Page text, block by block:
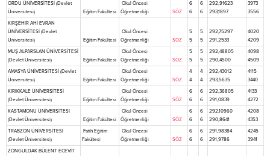
ORDU ÜNİVERSİTESİ (Devlet
Üniversitesi)
Eğitim Fakültesi
Okul Öncesi
Öğretmenliği
SÖZ
6
6
6
6
292,91623
293,1897
3973
3556
KIRŞEHİR AHİ EVRAN
ÜNİVERSİTESİ (Devlet
Üniversitesi)
Eğitim Fakültesi
Okul Öncesi
Öğretmenliği
SÖZ
5
5
5
5
292,75297
291,2533
4020
4209
MUŞ ALPARSLAN ÜNİVERSİTESİ
(Devlet Üniversitesi)
Eğitim Fakültesi
Okul Öncesi
Öğretmenliği
SÖZ
5
5
5
5
292,48805
290,4500
4098
4509
AMASYA ÜNİVERSİTESİ (Devlet
Üniversitesi)
Eğitim Fakültesi
Okul Öncesi
Öğretmenliği
SÖZ
4
4
4
4
292,43012
293,5635
4115
3440
KIRIKKALE ÜNİVERSİTESİ
(Devlet Üniversitesi)
Eğitim Fakültesi
Okul Öncesi
Öğretmenliği
SÖZ
6
6
6
6
292,36805
291,0839
4133
4272
KASTAMONU ÜNİVERSİTESİ
(Devlet Üniversitesi)
Eğitim Fakültesi
Okul Öncesi
Öğretmenliği
SÖZ
6
6
6
6
292,10960
290,8641
4208
4353
TRABZON ÜNİVERSİTESİ
(Devlet Üniversitesi)
Fatih Eğitim
Fakültesi
Okul Öncesi
Öğretmenliği
SÖZ
6
6
6
6
291,98384
291,9786
4245
3941
ZONGULDAK BÜLENT ECEVİT